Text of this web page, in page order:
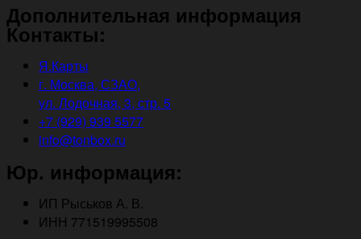
Дополнительная информация
Контакты:
Я.Карты
г. Москва, СЗАО,
ул. Лодочная, 3, стр. 5
+7 (929) 939 5577
info@tonbox.ru
Юр. информация:
ИП Рыськов А. В.
ИНН 771519995508